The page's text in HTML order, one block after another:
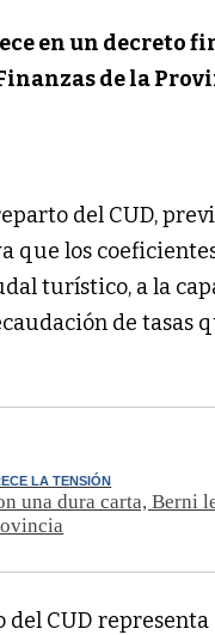
en un decreto
de la
del CUD,
que los
turístico, a la
de tasas
LA TENSIÓN
una dura carta, Berni
del CUD